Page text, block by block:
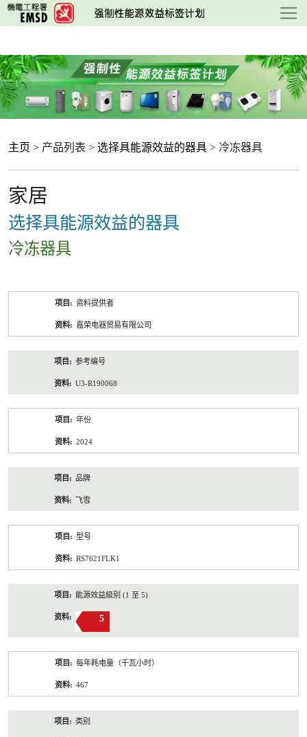
跳
至
要
内
容
主页 > 产品列表 > 选择具能源效益的器具 > 冷冻器具
家居
选择具能源效益的器具
冷冻器具
资料提供者
嘉荣电器贸易有限公司
参考编号
U3-R190068
年份
2024
品牌
飞雪
型号
RS7621FLK1
能源效益級別 (1 至 5)
5
每年耗电量（千瓦小时）
467
类别